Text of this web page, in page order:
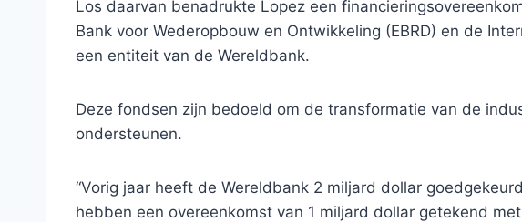
Los daarvan benadrukte Lopez een
Bank voor Wederopbouw en Ontwikkeling (EBRD) en de
een entiteit van de Wereldbank.
Deze fondsen zijn bedoeld om de transformatie van de
ondersteunen.
“Vorig jaar heeft de Wereldbank 2 miljard dollar
hebben een overeenkomst van 1 miljard dollar getekend